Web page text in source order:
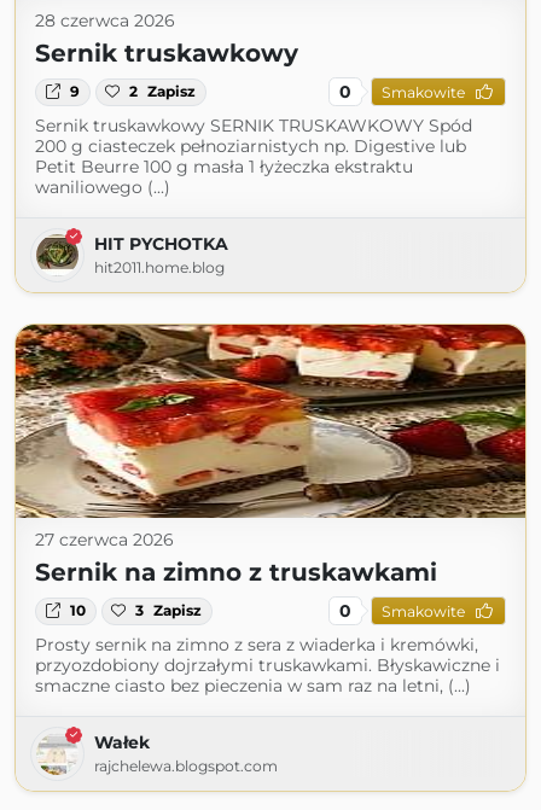
28 czerwca 2026
Sernik truskawkowy
9 2 Zapisz 0 Smakowite
Sernik truskawkowy SERNIK TRUSKAWKOWY Spód
200 g ciasteczek pełnoziarnistych np. Digestive lub
Petit Beurre 100 g masła 1 łyżeczka ekstraktu
waniliowego (...)
HIT PYCHOTKA
hit2011.home.blog
27 czerwca 2026
Sernik na zimno z truskawkami
10 3 Zapisz 0 Smakowite
Prosty sernik na zimno z sera z wiaderka i kremówki,
przyozdobiony dojrzałymi truskawkami. Błyskawiczne i
smaczne ciasto bez pieczenia w sam raz na letni, (...)
Wałek
rajchelewa.blogspot.com